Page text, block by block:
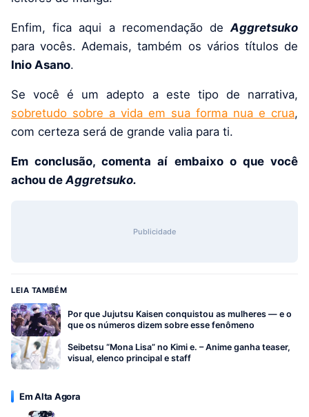
Enfim, fica aqui a recomendação de Aggretsuko
para vocês. Ademais, também os vários títulos de
Inio Asano.
Se você é um adepto a este tipo de narrativa,
sobretudo sobre a vida em sua forma nua e crua,
com certeza será de grande valia para ti.
Em conclusão, comenta aí embaixo o que você
achou de Aggretsuko.
Publicidade
LEIA TAMBÉM
Por que Jujutsu Kaisen conquistou as mulheres — e o
que os números dizem sobre esse fenômeno
Seibetsu “Mona Lisa” no Kimi e. – Anime ganha teaser,
visual, elenco principal e staff
Em Alta Agora